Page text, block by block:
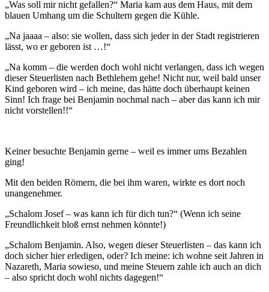
„Was soll mir nicht gefallen?“ Maria kam aus dem Haus, mit dem
blauen Umhang um die Schultern gegen die Kühle.
„Na jaaaa – also: sie wollen, dass sich jeder in der Stadt registrieren
lässt, wo er geboren ist …!“
„Na komm – die werden doch wohl nicht verlangen, dass ich wegen
dieser Steuerlisten nach Bethlehem gehe! Nicht nur, weil bald unser
Kind geboren wird – ich meine, das hätte doch überhaupt keinen
Sinn! Ich frage bei Benjamin nochmal nach – aber das kann ich mir
nicht vorstellen!!“
Keiner besuchte Benjamin gerne – weil es immer ums Bezahlen
ging!
Mit den beiden Römern, die bei ihm waren, wirkte es dort noch
unangenehmer.
„Schalom Josef – was kann ich für dich tun?“ (Wenn ich seine
Freundlichkeit bloß ernst nehmen könnte!)
„Schalom Benjamin. Also, wegen dieser Steuerlisten – das kann ich
doch sicher hier erledigen, oder? Ich meine: ich wohne seit Jahren in
Nazareth, Maria sowieso, und meine Steuern zahle ich auch an dich
– also spricht doch wohl nichts dagegen!“